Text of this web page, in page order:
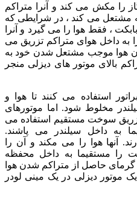
را مکش می کند و آنرا متراکم
مشتعل می کند ، در شرایطی که
، فقط هوا را می گیرد و آنرا
داخل هوای متراکم تزریق می
هوا موجب مشتعل شدن خود به
موتور های دیزلی منجر
استفاده می کنند تا هوا و
مخلوط شود. اما موتورهای
سوخت مستقیم استفاده می
به داخل سیلندر می پاشند.
آنها هوا را می مکند و آن را
را مستقیما به داخل محفظه
گرمای حاصل از متراکم شدن هوا
دیزلی در یک مینی لودر